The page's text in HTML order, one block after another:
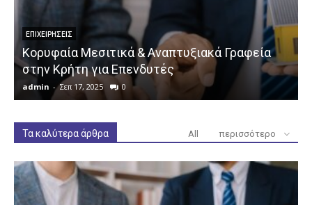
ΕΠΙΧΕΙΡΉΣΕΙΣ
Κορυφαία Μεσιτικά & Αναπτυξιακά Γραφεία
στην Κρήτη για Επενδυτές
admin - Σεπ 17, 2025 0
Τα καλύτερα άρθρα All περισσότερο